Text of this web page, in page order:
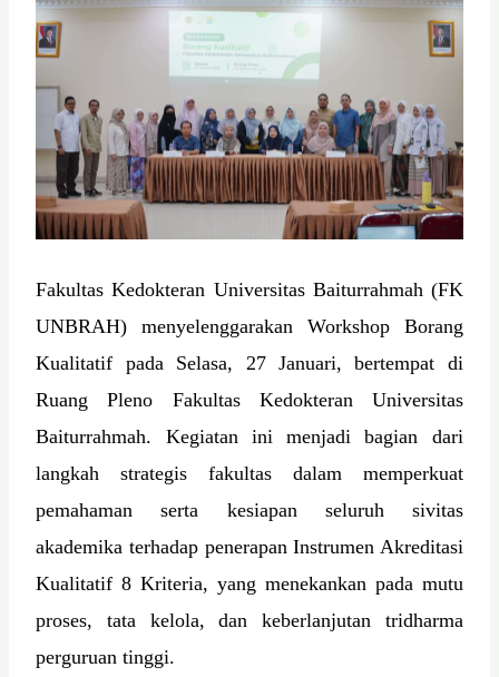
Fakultas Kedokteran Universitas Baiturrahmah (FK
UNBRAH) menyelenggarakan Workshop Borang
Kualitatif pada Selasa, 27 Januari, bertempat di
Ruang Pleno Fakultas Kedokteran Universitas
Baiturrahmah. Kegiatan ini menjadi bagian dari
langkah strategis fakultas dalam memperkuat
pemahaman serta kesiapan seluruh sivitas
akademika terhadap penerapan Instrumen Akreditasi
Kualitatif 8 Kriteria, yang menekankan pada mutu
proses, tata kelola, dan keberlanjutan tridharma
perguruan tinggi.